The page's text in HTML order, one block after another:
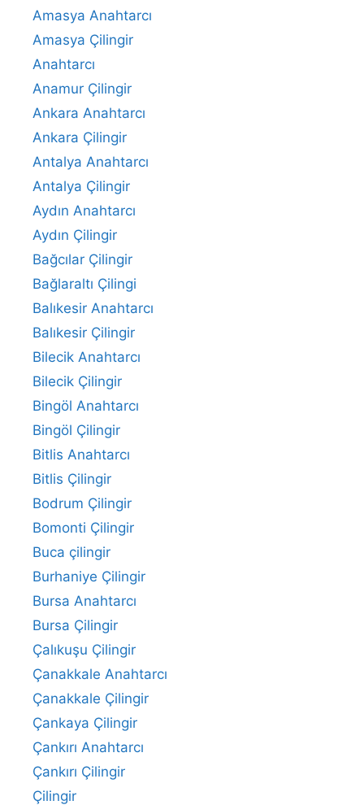
Amasya Anahtarcı
Amasya Çilingir
Anahtarcı
Anamur Çilingir
Ankara Anahtarcı
Ankara Çilingir
Antalya Anahtarcı
Antalya Çilingir
Aydın Anahtarcı
Aydın Çilingir
Bağcılar Çilingir
Bağlaraltı Çilingi
Balıkesir Anahtarcı
Balıkesir Çilingir
Bilecik Anahtarcı
Bilecik Çilingir
Bingöl Anahtarcı
Bingöl Çilingir
Bitlis Anahtarcı
Bitlis Çilingir
Bodrum Çilingir
Bomonti Çilingir
Buca çilingir
Burhaniye Çilingir
Bursa Anahtarcı
Bursa Çilingir
Çalıkuşu Çilingir
Çanakkale Anahtarcı
Çanakkale Çilingir
Çankaya Çilingir
Çankırı Anahtarcı
Çankırı Çilingir
Çilingir